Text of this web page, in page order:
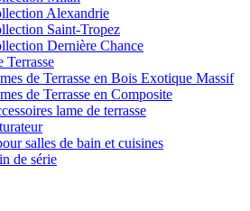
Alexandrie
Saint-Tropez
Dernière Chance
Terrasse
de Terrasse en Bois Exotique Massif
de Terrasse en Composite
lame de terrasse
salles de bain et cuisines
de série